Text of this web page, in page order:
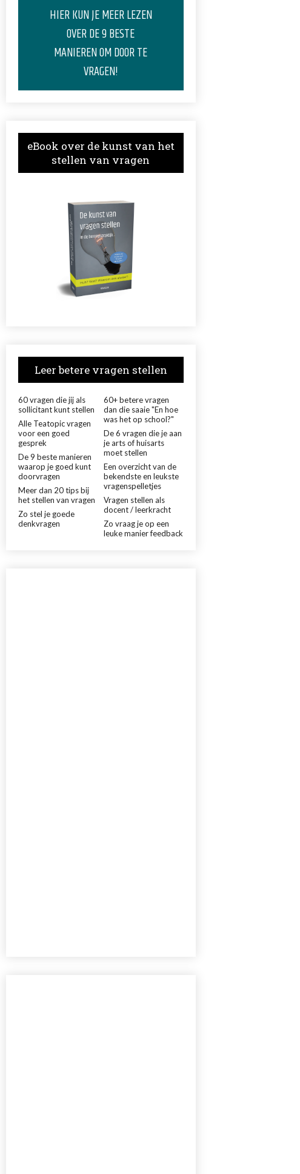
HIER KUN JE MEER LEZEN
OVER DE 9 BESTE
MANIEREN OM DOOR TE
VRAGEN!
eBook over de kunst van het
stellen van vragen
Leer betere vragen stellen
60 vragen die jij als
sollicitant kunt stellen
60+ betere vragen
dan die saaie "En hoe
was het op school?"
Alle Teatopic vragen
voor een goed
gesprek
De 6 vragen die je aan
je arts of huisarts
moet stellen
De 9 beste manieren
waarop je goed kunt
doorvragen
Een overzicht van de
bekendste en leukste
vragenspelletjes
Meer dan 20 tips bij
het stellen van vragen
Vragen stellen als
docent / leerkracht
Zo stel je goede
denkvragen
Zo vraag je op een
leuke manier feedback